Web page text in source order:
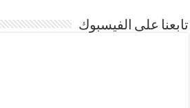
تابعنا على الفيسبوك